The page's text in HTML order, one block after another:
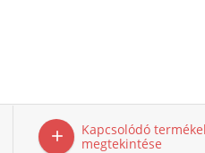

Kapcsolódó
megtekintése